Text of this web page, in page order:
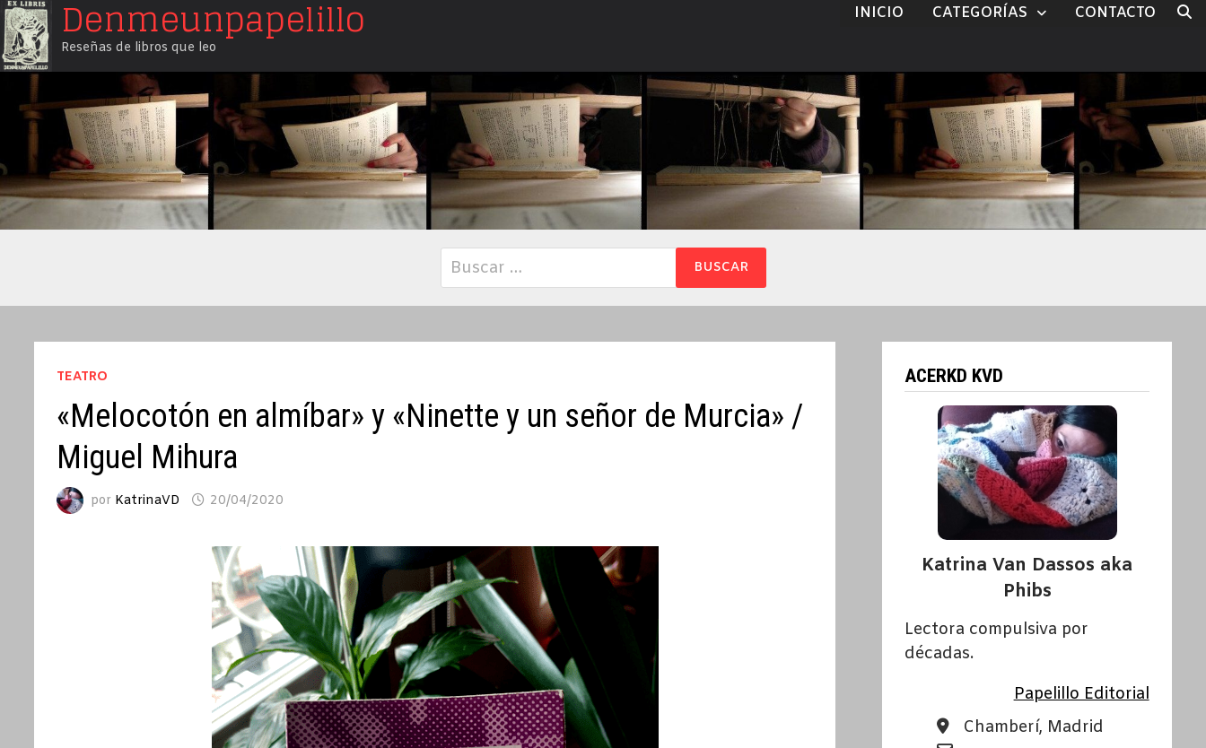
Saltar
al
contenido
Denmeunpapelillo
Reseñas de libros que leo
INICIO CATEGORÍAS CONTACTO
Buscar:
TEATRO
«Melocotón en almíbar» y «Ninette y un señor de Murcia» /
Miguel Mihura
por KatrinaVD 20/04/2020
ACERKD KVD
Katrina Van Dassos aka
Phibs
Lectora compulsiva por
décadas.
Papelillo Editorial
Chamberí, Madrid